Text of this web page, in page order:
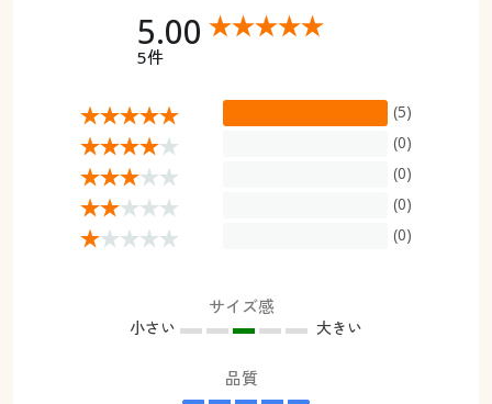
5.00
5件
(5)
(0)
(0)
(0)
(0)
サイズ感
小さい 大きい
品質